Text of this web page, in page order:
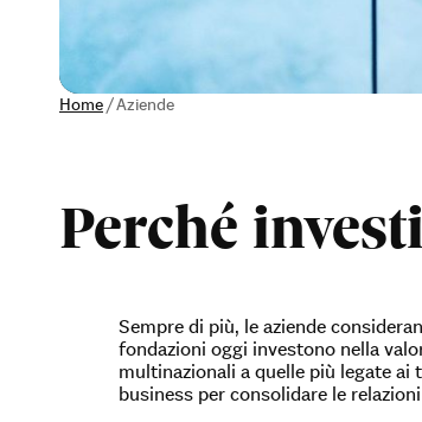
Home/Aziende
Perché
Sempre di più, le aziende
fondazioni oggi investono nella
multinazionali a quelle più legate
business per consolidare le